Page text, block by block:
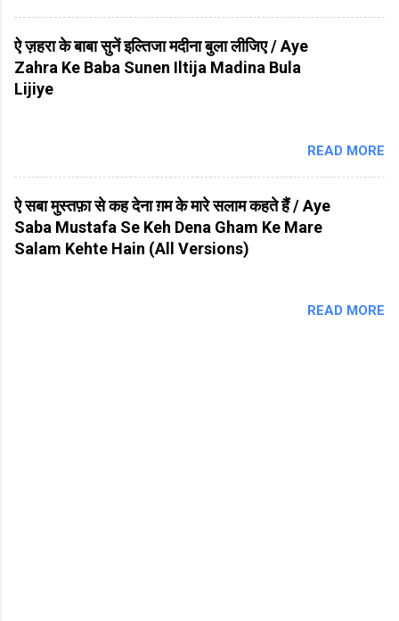
ऐ ज़हरा के बाबा सुनें इल्तिजा मदीना बुला लीजिए / Aye
Zahra Ke Baba Sunen Iltija Madina Bula
Lijiye
READ MORE
ऐ सबा मुस्तफ़ा से कह देना ग़म के मारे सलाम कहते हैं / Aye
Saba Mustafa Se Keh Dena Gham Ke Mare
Salam Kehte Hain (All Versions)
READ MORE